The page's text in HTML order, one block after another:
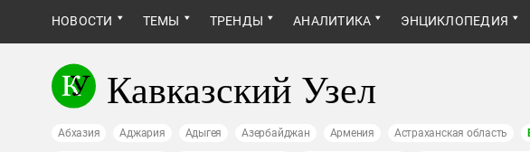
НОВОСТИ ТЕМЫ ТРЕНДЫ АНАЛИТИКА ЭНЦИКЛОПЕДИЯ
Кавказский Узел
Абхазия Аджария Адыгея Азербайджан Армения Астраханская область